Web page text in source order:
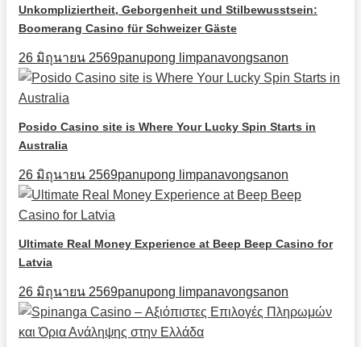
Unkompliziertheit, Geborgenheit und Stilbewusstsein:
Boomerang Casino für Schweizer Gäste
26 มิถุนายน 2569panupong limpanavongsanon
Posido Casino site is Where Your Lucky Spin Starts in
Australia
26 มิถุนายน 2569panupong limpanavongsanon
Ultimate Real Money Experience at Beep Beep Casino for
Latvia
26 มิถุนายน 2569panupong limpanavongsanon